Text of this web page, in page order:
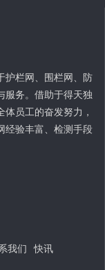
护栏网、围栏网、防
服务。借助于得天独
员工的奋发努力，
经验丰富、检测手段
我们 快讯